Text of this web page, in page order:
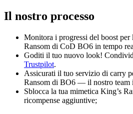
Il nostro processo
Monitora i progressi del boost per
Ransom di CoD BO6 in tempo
Goditi il tuo nuovo look!
Trustpilot.
Assicurati il tuo servizio di carry
Ransom di BO6 — il nostro team
Sblocca la tua mimetica King’s
ricompense aggiuntive;